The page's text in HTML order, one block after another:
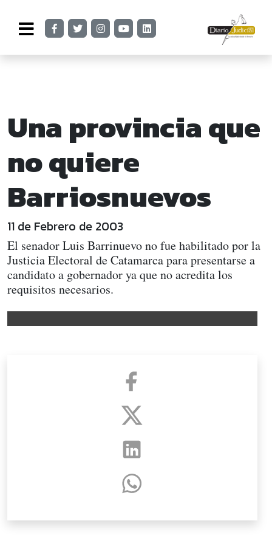
Una provincia que
no quiere
Barriosnuevos
11 de Febrero de 2003
El senador Luis Barrinuevo no fue habilitado por la
Justicia Electoral de Catamarca para presentarse a
candidato a gobernador ya que no acredita los
requisitos necesarios.